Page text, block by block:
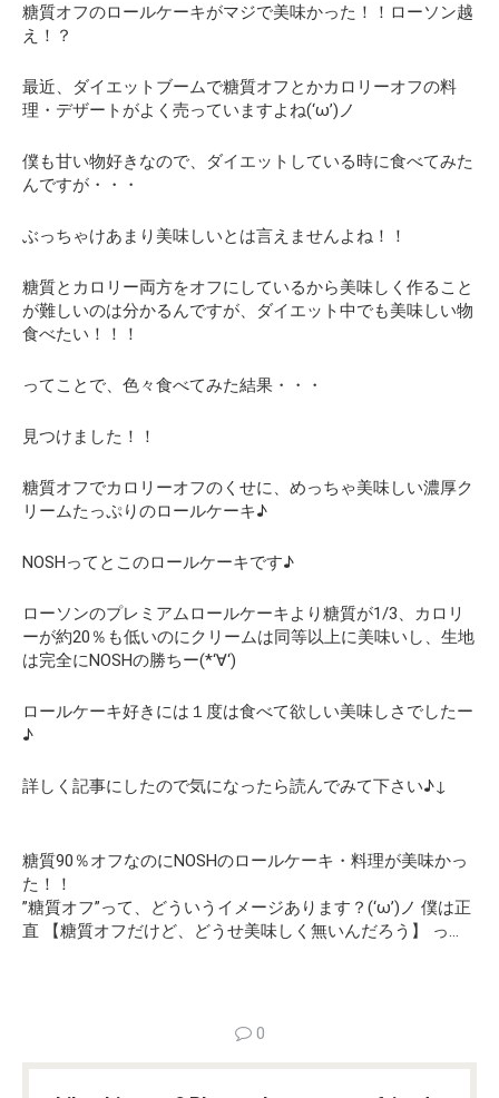
糖質オフのロールケーキがマジで美味かった！！ローソン越
え！？
最近、ダイエットブームで糖質オフとかカロリーオフの料
理・デザートがよく売っていますよね(‘ω’)ノ
僕も甘い物好きなので、ダイエットしている時に食べてみた
んですが・・・
ぶっちゃけあまり美味しいとは言えませんよね！！
糖質とカロリー両方をオフにしているから美味しく作ること
が難しいのは分かるんですが、
ダイエット中でも美味しい物
食べたい！！！
ってことで、色々食べてみた結果・・・
見つけました！！
糖質オフでカロリーオフのくせに、めっちゃ美味しい濃厚ク
リームたっぷりのロールケーキ♪
NOSHってとこのロールケーキです♪
ローソンのプレミアムロールケーキより糖質が1/3、カロリ
ーが約20％も低いのにクリームは同等以上に美味いし、生地
は完全にNOSHの勝ちー(*‘∀‘)
ロールケーキ好きには１度は食べて欲しい美味しさでしたー
♪
詳しく記事にしたので気になったら読んでみて下さい♪↓
糖質90％オフなのにNOSHのロールケーキ・料理が美味かっ
た！！
”糖質オフ”って、どういうイメージあります？(‘ω’)ノ 僕は正
直 【糖質オフだけど、どうせ美味しく無いんだろう】 っ…
0